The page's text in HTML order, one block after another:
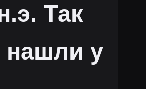
Так
нашли у